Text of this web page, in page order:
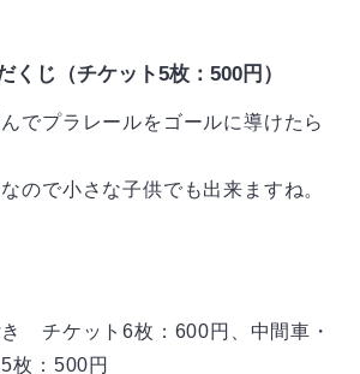
くじ（チケット5枚：500円）
でプラレールをゴールに導けたら
ので小さな子供でも出来ますね。
チケット6枚：600円、中間車・
枚：500円